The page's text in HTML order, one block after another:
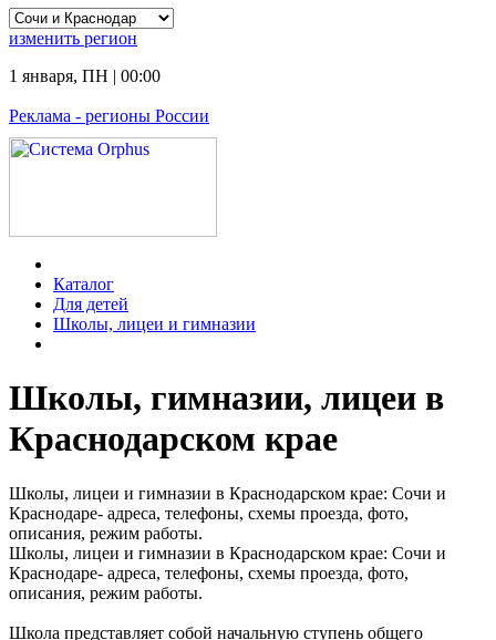
изменить регион
1 января, ПН | 00:00
Реклама - регионы России
Каталог
Для детей
Школы, лицеи и гимназии
Школы, гимназии, лицеи в
Краснодарском крае
Школы, лицеи и гимназии в Краснодарском крае: Сочи и
Краснодаре- адреса, телефоны, схемы проезда, фото,
описания, режим работы.
Школы, лицеи и гимназии в Краснодарском крае: Сочи и
Краснодаре- адреса, телефоны, схемы проезда, фото,
описания, режим работы.
Школа представляет собой начальную ступень общего